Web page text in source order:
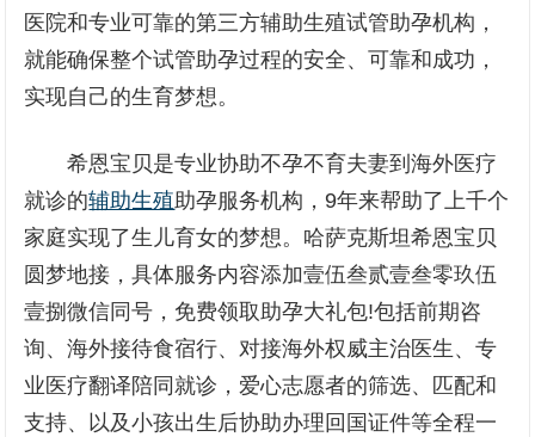
医院和专业可靠的第三方辅助生殖试管助孕机构，
就能确保整个试管助孕过程的安全、可靠和成功，
实现自己的生育梦想。
希恩宝贝是专业协助不孕不育夫妻到海外医疗
就诊的辅助生殖助孕服务机构，9年来帮助了上千个
家庭实现了生儿育女的梦想。哈萨克斯坦希恩宝贝
圆梦地接，具体服务内容添加壹伍叁贰壹叁零玖伍
壹捌微信同号，免费领取助孕大礼包!包括前期咨
询、海外接待食宿行、对接海外权威主治医生、专
业医疗翻译陪同就诊，爱心志愿者的筛选、匹配和
支持、以及小孩出生后协助办理回国证件等全程一